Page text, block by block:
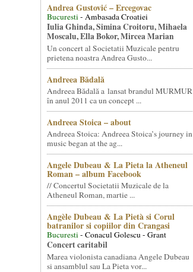
Andrea Gustović – Ercegovac
Bucuresti- Ambasada Croatiei
Iulia Ghinda, Simina Croitoru, Mihaela
Moscalu, Ella Bokor, Mircea Marian
Un concert al Societatii Muzicale pentru
prietena noastra Andrea Gusto...
Andreea Bădală
Andreea Bădală a lansat brandul MURMUR
în anul 2011 ca un concept ...
Andreea Stoica – about
Andreea Stoica: Andreea Stoica’s journey in
music began at the ag...
Angele Dubeau & La Pieta la Atheneul
Roman – album Facebook
// Concertul Societatii Muzicale de la
Atheneul Roman, martie ...
Angèle Dubeau & La Pietà si Corul
batranilor si copiilor din Crangasi
Bucuresti- Conacul Golescu - Grant
Concert caritabil
Marea violonista canadiana Angele Dubeau
si ansamblul sau La Pieta vor...